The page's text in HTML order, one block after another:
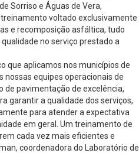
Sorriso e Águas de Vera,
voltado exclusivamente
e recomposição asfáltica, tudo
no serviço prestado a
que aplicamos nos municípios de
nossas equipes operacionais de
pavimentação de excelência,
garantir a qualidade dos serviços,
para atender a expectativa
em geral. Um treinamento de
cada vez mais eficientes e
coordenadora do Laboratório de